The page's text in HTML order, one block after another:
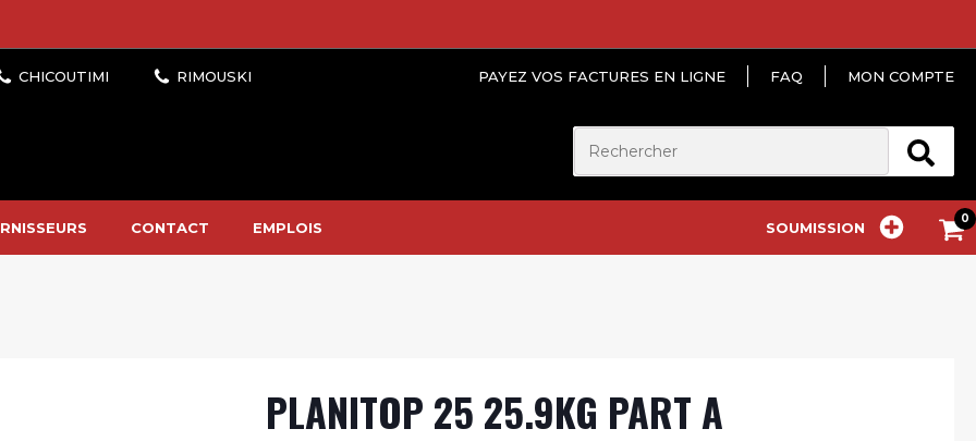
PAYEZ VOS FACTURES EN LIGNE FAQ MON COMPTE
CONTACT EMPLOIS SOUMISSION
PLANITOP 25 25.9KG PART A